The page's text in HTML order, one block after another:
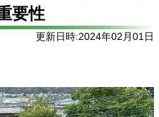
要性
更新日時:2024年02月01日